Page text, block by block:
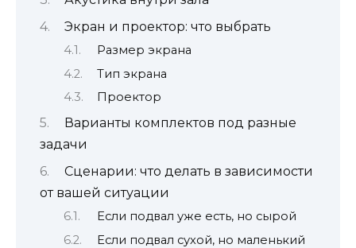
Экран и проектор: что выбрать
Размер экрана
Тип экрана
Проектор
Варианты комплектов под разные
задачи
Сценарии: что делать в зависимости
от вашей ситуации
Если подвал уже есть, но сырой
Если подвал сухой, но маленький